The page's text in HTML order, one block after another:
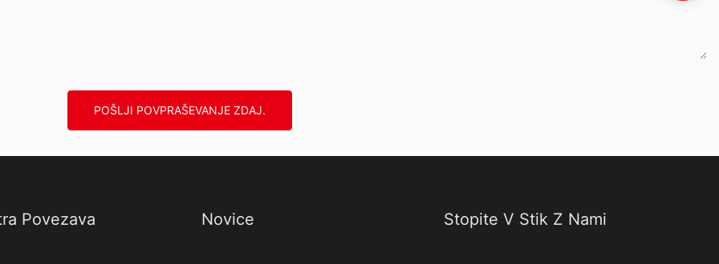
POŠLJI POVPRAŠEVANJE ZDAJ.
Povezava Novice Stopite V Stik Z Nami